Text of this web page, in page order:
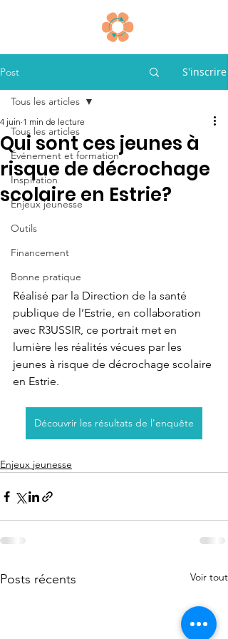
Post S'inscrire
Tous les articles
Événement et formation
Inspiration
Enjeux jeunesse
Outils
Financement
Bonne pratique
Tous les articles
Qui sont ces jeunes à
risque de décrochage
scolaire en Estrie?
4 juin 1 min de lecture
Réalisé par la Direction de la santé
publique de l’Estrie, en collaboration
avec R3USSIR, ce portrait met en
lumière les réalités vécues par les
jeunes à risque de décrochage scolaire
en Estrie.
Découvrir les résultats de l'enquête
Enjeux jeunesse
Posts récents Voir tout